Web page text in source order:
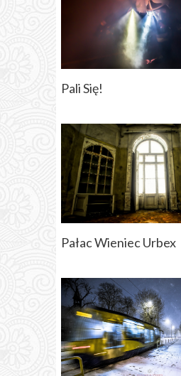
Pali Się!
Pałac Wieniec Urbex